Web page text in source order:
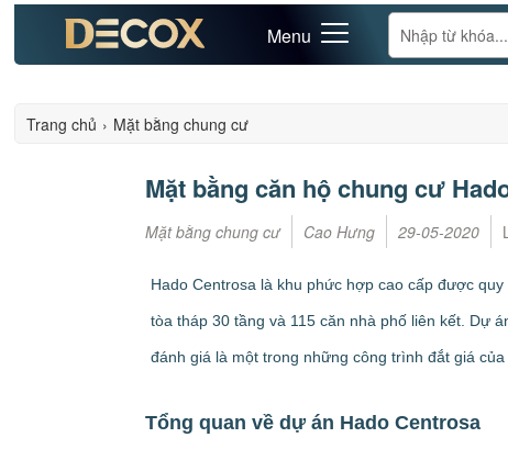
Menu
Trang chủ › Mặt bằng chung cư
Mặt bằng căn hộ chung cư
Mặt bằng chung cư Cao Hưng 29-05-2020
Hado Centrosa là khu phức hợp cao cấp được
tòa tháp 30 tầng và 115 căn nhà phố liên kết. Dự
đánh giá là một trong những công trình đắt giá của
Tổng quan về dự án Hado Centrosa